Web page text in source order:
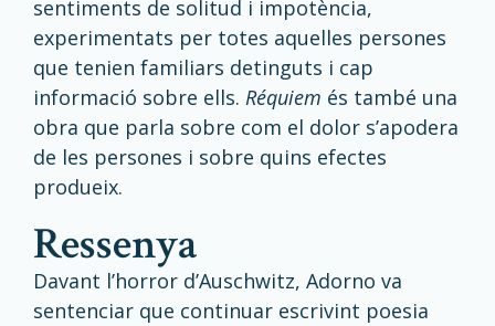
sentiments de solitud i impotència,
experimentats per totes aquelles persones
que tenien familiars detinguts i cap
informació sobre ells. Réquiem és també una
obra que parla sobre com el dolor s’apodera
de les persones i sobre quins efectes
produeix.
ressenya
Davant l’horror d’Auschwitz, Adorno va
sentenciar que continuar escrivint poesia